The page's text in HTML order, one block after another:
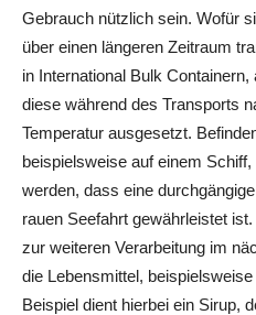
Gebrauch nützlich sein. Wofür
über einen längeren Zeitraum
in International Bulk
diese während des Transports
Temperatur ausgesetzt.
beispielsweise auf einem
werden, dass eine
rauen Seefahrt gewährleistet
zur weiteren Verarbeitung im
die Lebensmittel,
Beispiel dient hierbei ein Sirup,